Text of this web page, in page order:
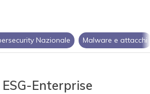
Nazionale Malware e attacchi
Enterprise